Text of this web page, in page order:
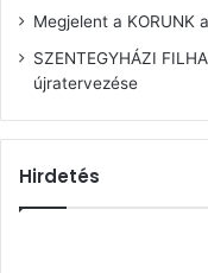
Megjelent a KORUNK
SZENTEGYHÁZI
újratervezése
Hirdetés